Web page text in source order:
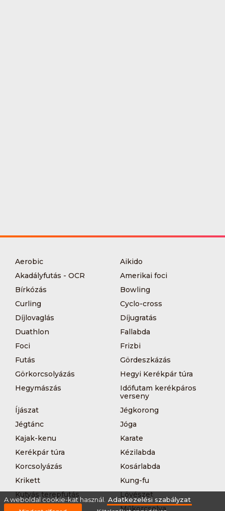
Aerobic
Aikido
Akadályfutás - OCR
Amerikai foci
Bírkózás
Bowling
Curling
Cyclo-cross
Díjlovaglás
Díjugratás
Duathlon
Fallabda
Foci
Frizbi
Futás
Gördeszkázás
Görkorcsolyázás
Hegyi Kerékpár túra
Hegymászás
Időfutam kerékpáros
verseny
Íjászat
Jégkorong
Jégtánc
Jóga
Kajak-kenu
Karate
Kerékpár túra
Kézilabda
Korcsolyázás
Kosárlabda
Krikett
Kung-fu
Kutyás terepfutás
Lövészet
MTB-
Műkorcsolya
A weboldal cookie-kat használ. Adatkezelési szabályzat